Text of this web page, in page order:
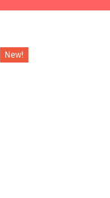
New!